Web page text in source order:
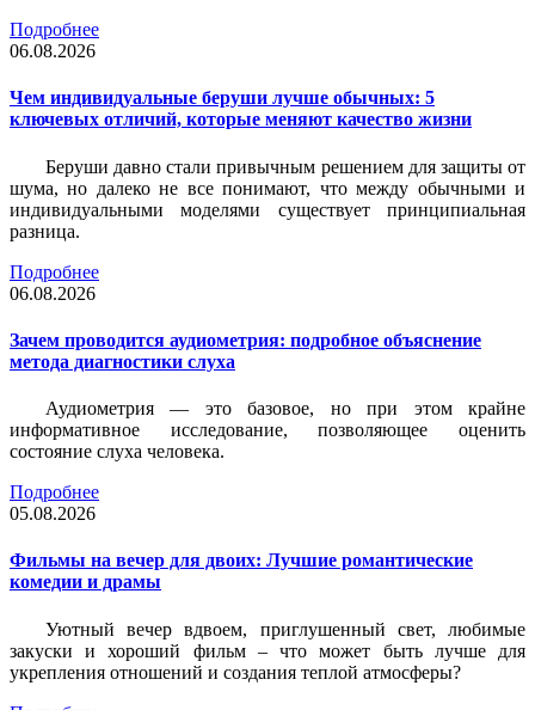
Подробнее
06.08.2026
Чем индивидуальные беруши лучше обычных: 5
ключевых отличий, которые меняют качество жизни
Беруши давно стали привычным решением для защиты от
шума, но далеко не все понимают, что между обычными и
индивидуальными моделями существует принципиальная
разница.
Подробнее
06.08.2026
Зачем проводится аудиометрия: подробное объяснение
метода диагностики слуха
Аудиометрия — это базовое, но при этом крайне
информативное исследование, позволяющее оценить
состояние слуха человека.
Подробнее
05.08.2026
Фильмы на вечер для двоих: Лучшие романтические
комедии и драмы
Уютный вечер вдвоем, приглушенный свет, любимые
закуски и хороший фильм – что может быть лучше для
укрепления отношений и создания теплой атмосферы?